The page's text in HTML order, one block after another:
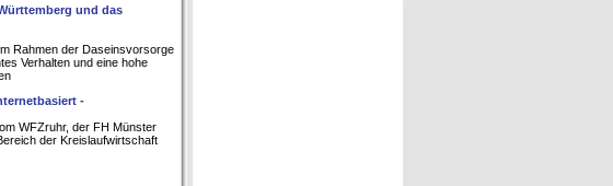
und das
Rahmen der Daseinsvorsorge
Verhalten und eine hohe
-
WFZruhr, der FH Münster
der Kreislaufwirtschaft